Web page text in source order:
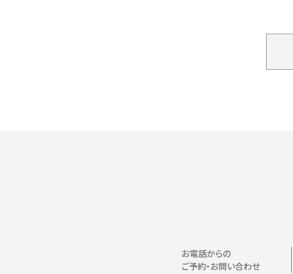
お電話からの
ご予約・お問い合わせ